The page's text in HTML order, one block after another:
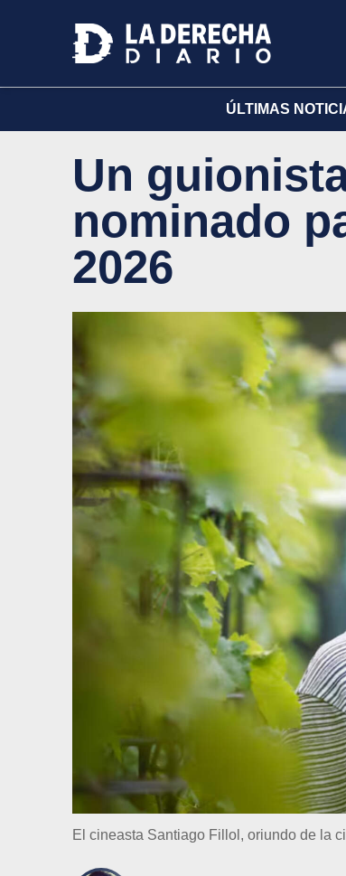
ÚLTIMAS
Un
nominado
2026
El cineasta Santiago Fillol, oriundo de la